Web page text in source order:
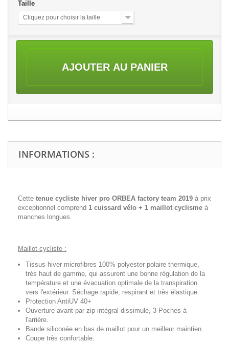
Taille
Cliquez pour choisir la taille
AJOUTER AU PANIER
INFORMATIONS :
Cette tenue cycliste hiver pro ORBEA factory team 2019 à prix
exceptionnel comprend 1 cuissard vélo + 1 maillot cyclisme à
manches longues.
Maillot cycliste :
Tissus hiver microfibres 100% polyester polaire thermique,
très haut de gamme, qui assurent une bonne régulation de la
température et une évacuation optimale de la transpiration
vers l'extérieur. Séchage rapide, respirant et très élastique.
Protection AntiUV 40+
Ouverture avant par zip intégral dissimulé, 3 Poches à
l'arrière.
Bande siliconée en bas de maillot pour un meilleur maintien.
Coupe très confortable.